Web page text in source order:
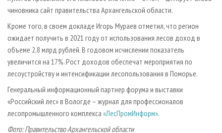
чиновника сайт правительства Архангельской области.
Кроме того, в своем докладе Игорь Мураев отметил, что регион
ожидает получить в 2021 году от использования лесов доход в
объеме 2,8 млрд рублей. В годовом исчислении показатель
увеличится на 17%. Рост доходов обеспечат мероприятия по
лесоустройству и интенсификации лесопользования в Поморье.
Генеральный информационный партнер форума и выставки
«Российский лес» в Вологде – журнал для профессионалов
лесопромышленного комплекса «ЛесПромИнформ».
Фото: Правительство Архангельской области